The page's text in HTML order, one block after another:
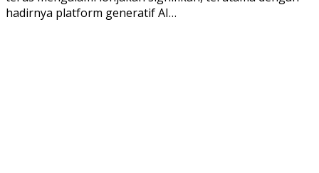
hadirnya platform generatif AI…